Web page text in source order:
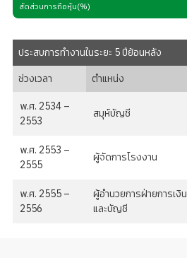
สัดส่วนการถือหุ้น(%)
ประสบการทำงานในระยะ 5 ปีย้อนหลัง
ช่วงเวลา ตำแหน่ง
พ.ศ. 2534 –
2553
สมุห์บัญชี
พ.ศ. 2553 –
2555
ผู้จัดการโรงงาน
พ.ศ. 2555 –
2556
ผู้อำนวยการฝ่ายการเงิน
และบัญชี